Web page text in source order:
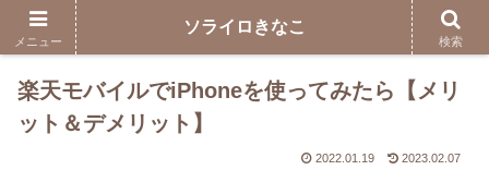
楽天モバイルでiPhoneを使ってみたら【メリ
ット＆デメリット】
2022.01.19 2023.02.07
メニュー
ソライロきなこ
検索